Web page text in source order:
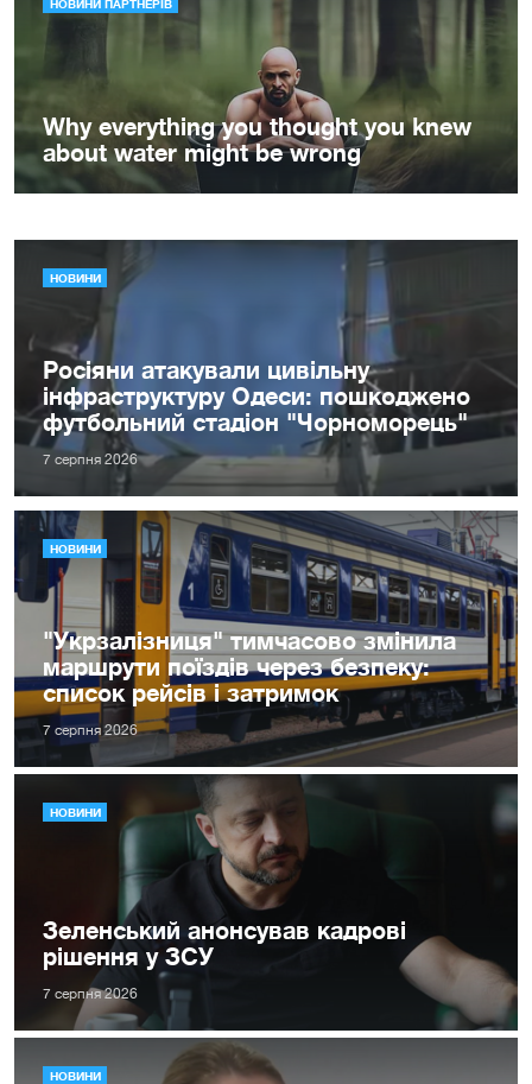
НОВИНИ
Росіяни атакували цивільну
інфраструктуру Одеси: пошкоджено
футбольний стадіон "Чорноморець"
7 серпня 2026
НОВИНИ
"Укрзалізниця" тимчасово змінила
маршрути поїздів через безпеку:
список рейсів і затримок
7 серпня 2026
НОВИНИ
Зеленський анонсував кадрові
рішення у ЗСУ
7 серпня 2026
НОВИНИ